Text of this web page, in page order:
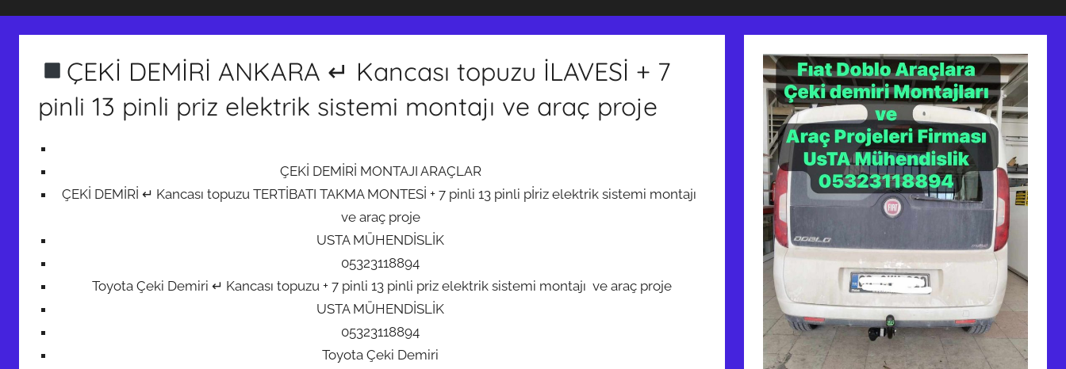
ÇEKİ DEMİRİ ANKARA ↵ Kancası topuzu İLAVESİ + 7
pinli 13 pinli priz elektrik sistemi montajı ve araç proje
ÇEKİ DEMİRİ MONTAJI ARAÇLAR
ÇEKİ DEMİRİ ↵ Kancası topuzu TERTİBATI TAKMA MONTESİ + 7 pinli 13 pinli pİriz elektrik sistemi montajı
ve araç proje
USTA MÜHENDİSLİK
05323118894
Toyota Çeki Demiri ↵ Kancası topuzu + 7 pinli 13 pinli priz elektrik sistemi montajı ve araç proje
USTA MÜHENDİSLİK
05323118894
Toyota Çeki Demiri